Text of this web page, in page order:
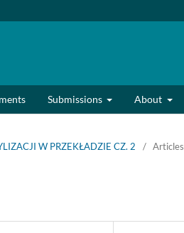
Submissions About
W PRZEKŁADZIE CZ. 2 / Articles